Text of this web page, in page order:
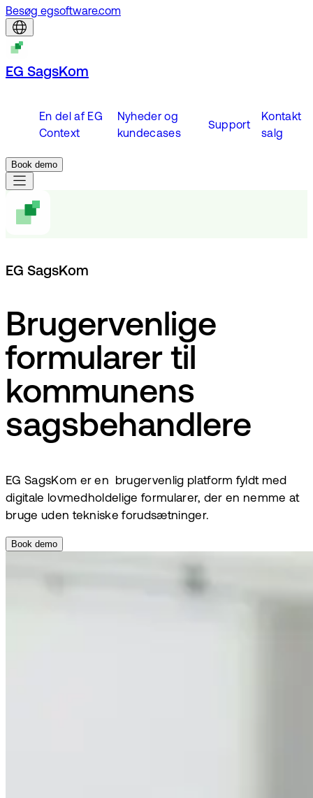
Besøg egsoftware.com
EG SagsKom
En del af EG
Context
Nyheder og
kundecases
Support
Kontakt
salg
Book demo
EG SagsKom
Brugervenlige
formularer til
kommunens
sagsbehandlere
EG SagsKom er en brugervenlig platform fyldt med
digitale lovmedholdelige formularer, der en nemme at
bruge uden tekniske forudsætninger.
Book demo